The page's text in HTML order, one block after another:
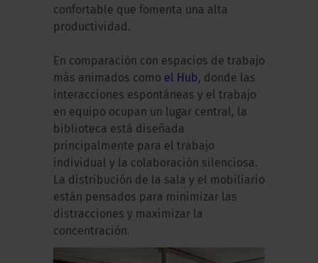
confortable que fomenta una alta
productividad.
En comparación con espacios de trabajo
más animados como el Hub, donde las
interacciones espontáneas y el trabajo
en equipo ocupan un lugar central, la
biblioteca está diseñada
principalmente para el trabajo
individual y la colaboración silenciosa.
La distribución de la sala y el mobiliario
están pensados para minimizar las
distracciones y maximizar la
concentración.